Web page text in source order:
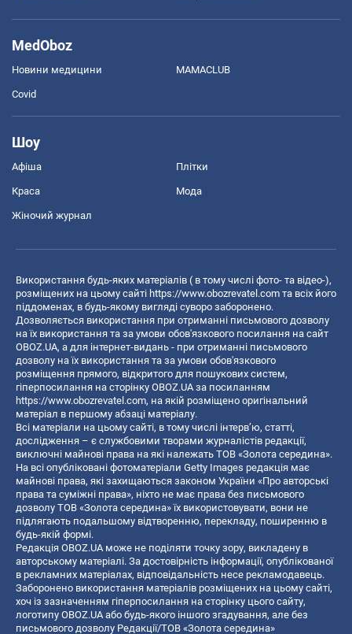
MedOboz
Новини медицини MAMACLUB
Covid
Шоу
Афіша Плітки
Краса Мода
Жіночий журнал
Використання будь-яких матеріалів ( в тому числі фото- та відео-),
розміщених на цьому сайті https://www.obozrevatel.com та всіх його
піддоменах, в будь-якому вигляді суворо заборонено.
Дозволяється використання при отриманні письмового дозволу
на їх використання та за умови обов'язкового посилання на сайт
OBOZ.UA, а для інтернет-видань - при отриманні письмового
дозволу на їх використання та за умови обов'язкового
розміщення прямого, відкритого для пошукових систем,
гіперпосилання на сторінку OBOZ.UA за посиланням
https://www.obozrevatel.com, на якій розміщено оригінальний
матеріал в першому абзаці матеріалу.
Всі матеріали на цьому сайті, в тому числі інтерв’ю, статті,
дослідження – є службовими творами журналістів редакції,
виключні майнові права на які належать ТОВ «Золота середина».
На всі опубліковані фотоматеріали Getty Images редакція має
майнові права, які захищаються законом України «Про авторські
права та суміжні права», ніхто не має права без письмового
дозволу ТОВ «Золота середина» їх використовувати, вони не
підлягають подальшому відтворенню, перекладу, поширенню в
будь-якій формі.
Редакція OBOZ.UA може не поділяти точку зору, викладену в
авторському матеріалі. За достовірність інформації, опублікованої
в рекламних матеріалах, відповідальність несе рекламодавець.
Заборонено використання матеріалів розміщених на цьому сайті,
хоч із зазначенням гіперпосилання на сторінку цього сайту,
логотипу OBOZ.UA або будь-якого іншого згадування, але без
письмового дозволу Редакції/ТОВ «Золота середина»